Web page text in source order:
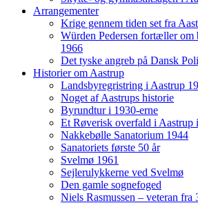
Arrangementer
Krige gennem tiden set fra
Würden Pedersen fortæller om
1966
Det tyske angreb på Dansk
Historier om Aastrup
Landsbyregristring i Aastrup
Noget af Aastrups historie
Byrundtur i 1930-erne
Et Røverisk overfald i Aastrup
Nakkebølle Sanatorium 1944
Sanatoriets første 50 år
Svelmø 1961
Sejlerulykkerne ved Svelmø
Den gamle sognefoged
Niels Rasmussen – veteran fra